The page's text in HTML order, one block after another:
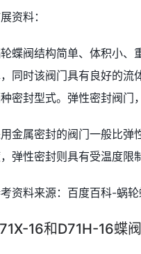
资料：
蝶阀结构简单、体积小、
同时该阀门具有良好的流
密封型式。弹性密封阀门
金属密封的阀门一般比弹
弹性密封则具有受温度限
资料来源：百度百科-蜗轮
16和D71H-16蝶